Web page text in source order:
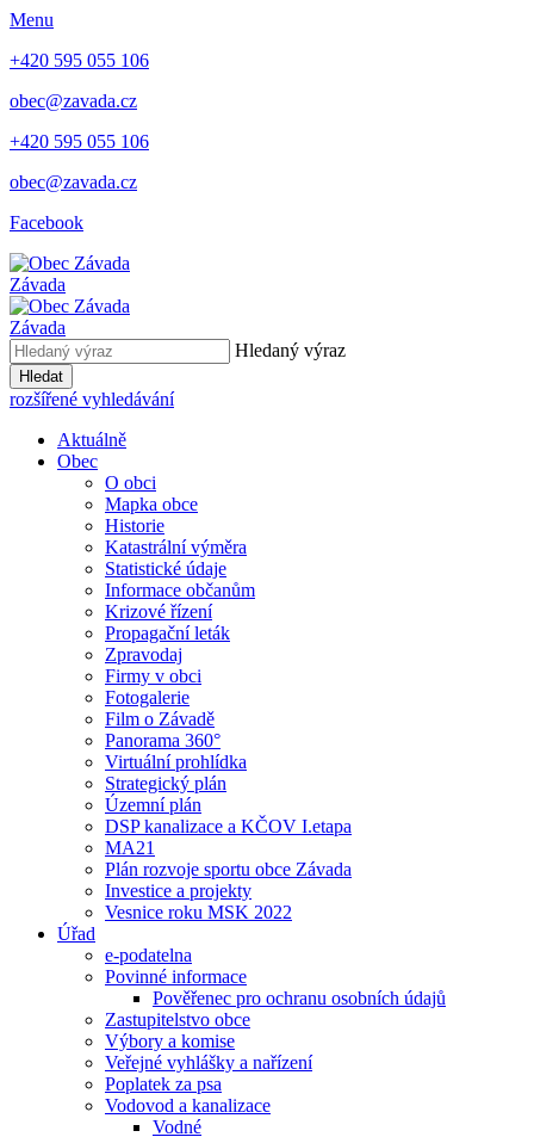
Menu
+420 595 055 106
obec@zavada.cz
+420 595 055 106
obec@zavada.cz
Facebook
Závada
Závada
Hledaný výraz
Hledat
rozšířené vyhledávání
Aktuálně
Obec
O obci
Mapka obce
Historie
Katastrální výměra
Statistické údaje
Informace občanům
Krizové řízení
Propagační leták
Zpravodaj
Firmy v obci
Fotogalerie
Film o Závadě
Panorama 360°
Virtuální prohlídka
Strategický plán
Územní plán
DSP kanalizace a KČOV I.etapa
MA21
Plán rozvoje sportu obce Závada
Investice a projekty
Vesnice roku MSK 2022
Úřad
e-podatelna
Povinné informace
Pověřenec pro ochranu osobních údajů
Zastupitelstvo obce
Výbory a komise
Veřejné vyhlášky a nařízení
Poplatek za psa
Vodovod a kanalizace
Vodné